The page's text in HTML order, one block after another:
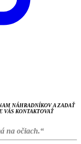
NÁHRADNÍKOV A ZADAŤ
VÁS KONTAKTOVAŤ
na očiach.“